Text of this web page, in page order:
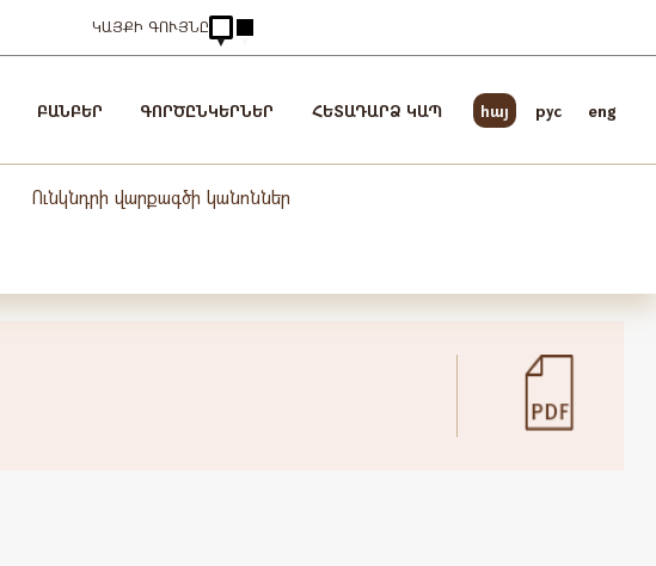
ԿԱՅՔԻ ԳՈՒՅՆԸ
ԲԱՆԲԵՐ ԳՈՐԾԸՆԿԵՐՆԵՐ ՀԵՏԱԴԱՐՁ ԿԱՊ հայ pyc eng
Ունկնդրի վարքագծի կանոններ